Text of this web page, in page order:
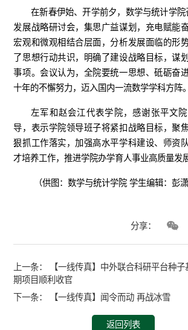
在新春伊始、开学前夕，数学与统计学
发展战略研讨会，集思广益谋划，充电赋能
宏观和微观相结合层面，分析发展面临的形
了思想行动共识，明确了建设战略目标，谋
事项。会议认为，全院要统一思想、砥砺奋
十年的不懈努力，迈入国内一流数学学科方阵。
左军和赵会江代表学院，感谢张平文
导，表示学院领导班子将紧扣战略目标，聚焦
狠抓工作落实，加强高水平学科建设、师资
才培养工作，推进学院办学育人事业高质量发
（供图：数学与统计学院 学生编辑：彭
分享：
上一条：
【一线传真】中外联合科研平台种
期项目顺利收官
下一条：
【一线传真】闻令而动 再战冰雪
返回列表